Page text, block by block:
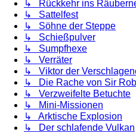
↳ Rückkehr ins
↳ Sattelfest
↳ Söhne der Steppe
↳ Schießpulver
↳ Sumpfhexe
↳ Verräter
↳ Viktor der
↳ Die Rache von Sir
↳ Verzweifelte Betuchte
↳ Mini-Missionen
↳ Arktische Explosion
↳ Der schlafende Vulkan